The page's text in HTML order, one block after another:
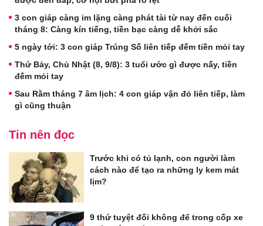
3 con giáp càng im lặng càng phát tài từ nay đến cuối
tháng 8: Càng kín tiếng, tiền bạc càng dễ khởi sắc
5 ngày tới: 3 con giáp Trúng Số liên tiếp đếm tiền mỏi tay
Thứ Bảy, Chủ Nhật (8, 9/8): 3 tuổi ước gì được nấy, tiền
đếm mỏi tay
Sau Rằm tháng 7 âm lịch: 4 con giáp vận đỏ liên tiếp, làm
gì cũng thuận
Tin nên đọc
Trước khi có tủ lạnh, con người làm
cách nào để tạo ra những ly kem mát
lịm?
9 thứ tuyệt đối không để trong cốp xe